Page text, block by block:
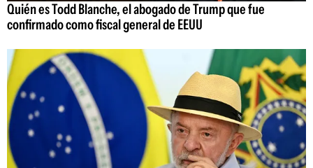
Quién es Todd Blanche, el abogado de Trump que fue
confirmado como fiscal general de EEUU